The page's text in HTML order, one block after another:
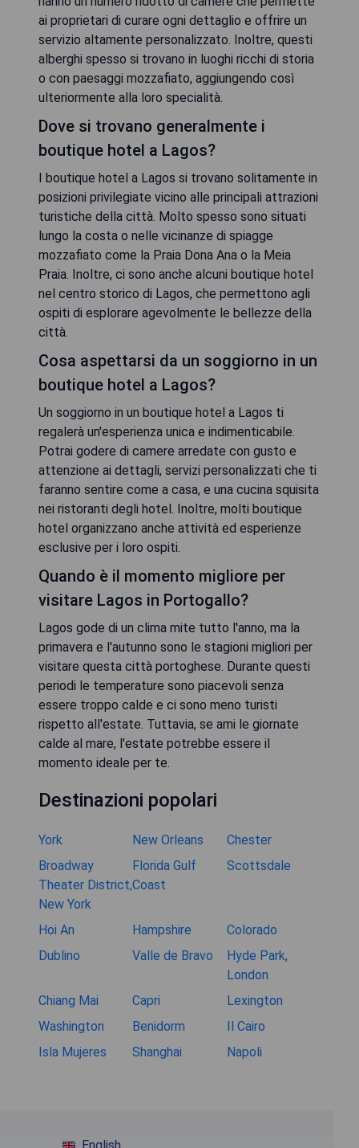
ai proprietari di curare ogni dettaglio e offrire un
servizio altamente personalizzato. Inoltre, questi
alberghi spesso si trovano in luoghi ricchi di storia
o con paesaggi mozzafiato, aggiungendo così
ulteriormente alla loro specialità.
Dove si trovano generalmente i
boutique hotel a Lagos?
I boutique hotel a Lagos si trovano solitamente in
posizioni privilegiate vicino alle principali attrazioni
turistiche della città. Molto spesso sono situati
lungo la costa o nelle vicinanze di spiagge
mozzafiato come la Praia Dona Ana o la Meia
Praia. Inoltre, ci sono anche alcuni boutique hotel
nel centro storico di Lagos, che permettono agli
ospiti di esplorare agevolmente le bellezze della
città.
Cosa aspettarsi da un soggiorno in un
boutique hotel a Lagos?
Un soggiorno in un boutique hotel a Lagos ti
regalerà un'esperienza unica e indimenticabile.
Potrai godere di camere arredate con gusto e
attenzione ai dettagli, servizi personalizzati che ti
faranno sentire come a casa, e una cucina squisita
nei ristoranti degli hotel. Inoltre, molti boutique
hotel organizzano anche attività ed esperienze
esclusive per i loro ospiti.
Quando è il momento migliore per
visitare Lagos in Portogallo?
Lagos gode di un clima mite tutto l'anno, ma la
primavera e l'autunno sono le stagioni migliori per
visitare questa città portoghese. Durante questi
periodi le temperature sono piacevoli senza
essere troppo calde e ci sono meno turisti
rispetto all'estate. Tuttavia, se ami le giornate
calde al mare, l'estate potrebbe essere il
momento ideale per te.
Destinazioni popolari
York New Orleans
Chester
Broadway
Theater District,
New York
Florida Gulf
Coast
Scottsdale
Hoi An Hampshire
Colorado
Dublino
Valle de Bravo
Hyde Park,
London
Chiang Mai
Capri
Lexington
Washington
Benidorm
Il Cairo
Isla Mujeres
Shanghai Napoli